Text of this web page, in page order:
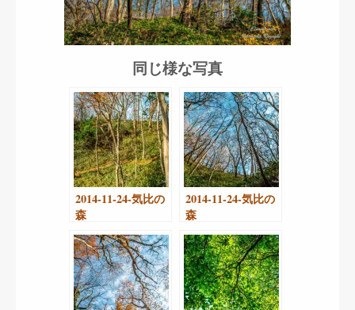
同じ様な写真
2014-11-24-気比の
森
2014-11-24-気比の
森